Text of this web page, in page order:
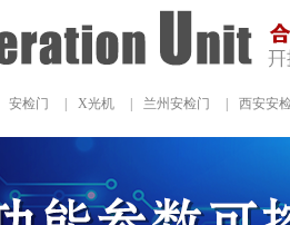
安检门 X光机 兰州安检门 西安安